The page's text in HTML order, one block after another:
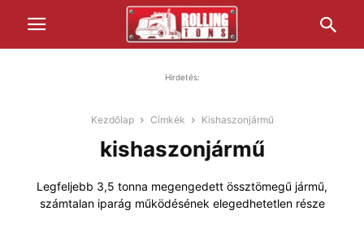
Hirdetés:
Kezdőlap Címkék Kishaszonjármű
kishaszonjármű
Legfeljebb 3,5 tonna megengedett össztömegű jármű,
számtalan iparág működésének elegedhetetlen része